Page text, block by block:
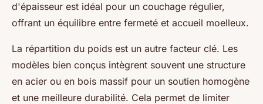
d'épaisseur est idéal pour un couchage régulier,
offrant un équilibre entre fermeté et accueil moelleux.
La répartition du poids est un autre facteur clé. Les
modèles bien conçus intègrent souvent une structure
en acier ou en bois massif pour un soutien homogène
et une meilleure durabilité. Cela permet de limiter